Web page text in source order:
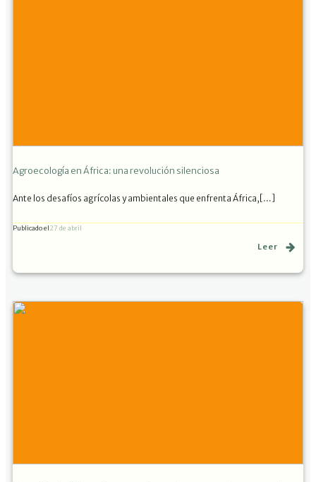
Agroecología en África: una revolución silenciosa
Ante los desafíos agrícolas y ambientales que enfrenta África,[…]
Publicado el27 de abril
Leer